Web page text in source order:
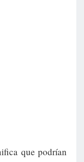
que podrían